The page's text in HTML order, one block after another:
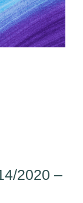
2020 –